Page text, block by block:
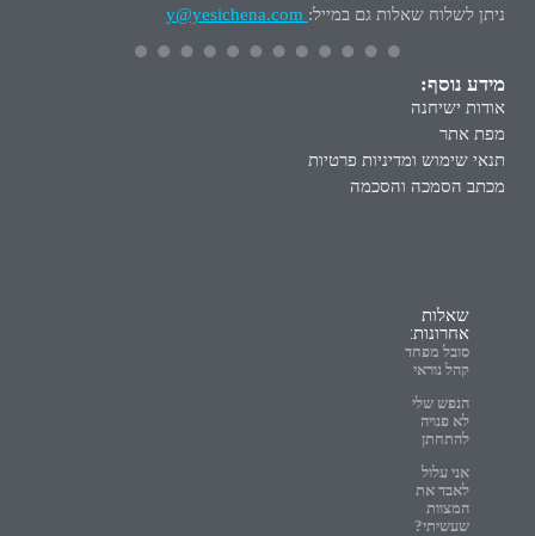
ניתן לשלוח שאלות גם במייל: y@yesichena.com
מידע נוסף:
אודות ישיחנה
מפת אתר
תנאי שימוש ומדיניות פרטיות
מכתב הסמכה והסכמה
שאלות
אחרונות:
סובל מפחד
קהל נוראי
הנפש שלי
לא פנויה
להתחתן
אני עלול
לאבד את
המצוות
שעשיתי?